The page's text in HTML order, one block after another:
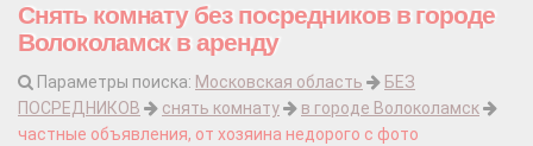
Снять комнату без посредников в городе
Волоколамск в аренду
Параметры поиска: Московская область
БЕЗ
ПОСРЕДНИКОВ
снять комнату
в городе Волоколамск
частные объявления, от хозяина недорого с фото